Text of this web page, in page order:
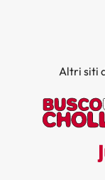
Altri siti